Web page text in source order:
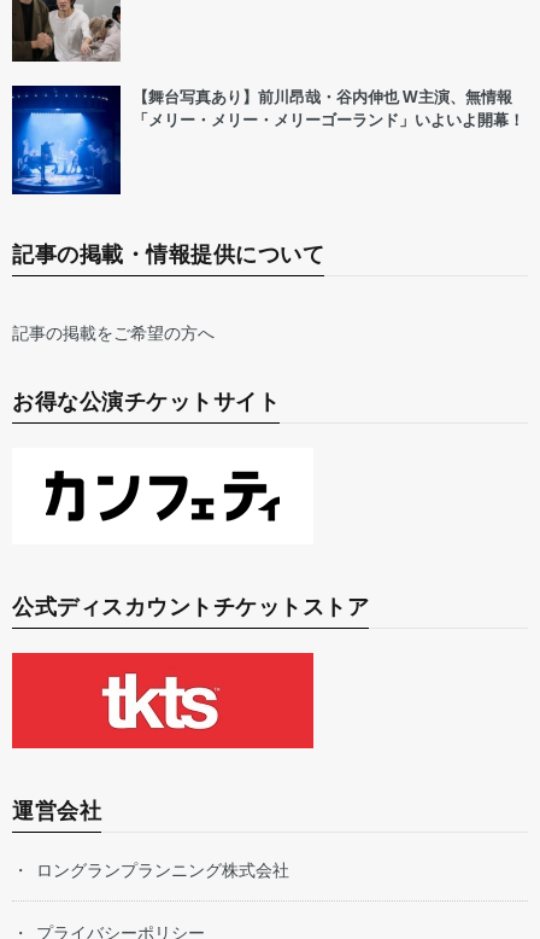
【舞台写真あり】前川昂哉・谷内伸也 W主演、無情報
「メリー・メリー・メリーゴーランド」いよいよ開幕！
記事の掲載・情報提供について
記事の掲載をご希望の方へ
お得な公演チケットサイト
公式ディスカウントチケットストア
運営会社
ロングランプランニング株式会社
プライバシーポリシー